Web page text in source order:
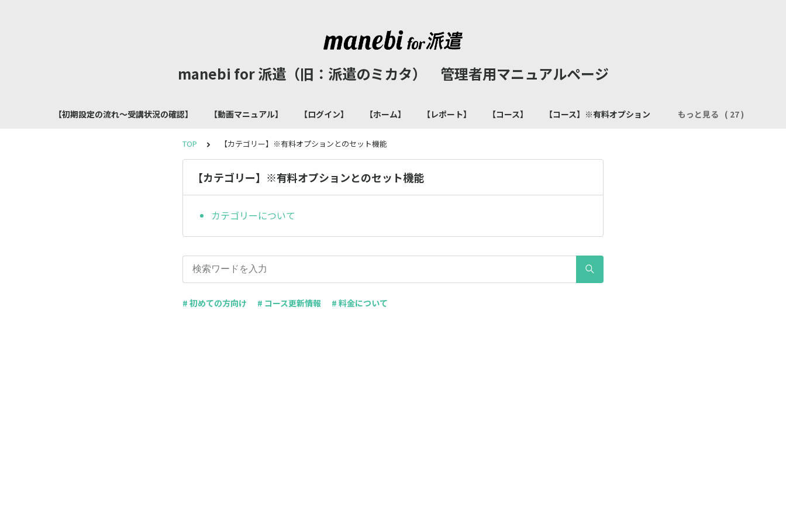
manebi for 派遣（旧：派遣のミカタ） 管理者用マニュアルページ
【初期設定の流れ～受講状況の確認】 【動画マニュアル】 【ログイン】 【ホーム】 【レポート】 【コース】 【コース】※有料オプション もっと見る
TOP 【カテゴリー】※有料オプションとのセット機能
【カテゴリー】※有料オプションとのセット機能
カテゴリーについて
# 初めての方向け # コース更新情報 # 料金について